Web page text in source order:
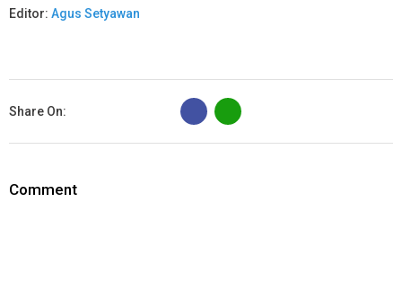
Editor: Agus Setyawan
Share On:
B
Comment